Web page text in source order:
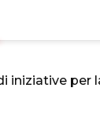
iniziative per